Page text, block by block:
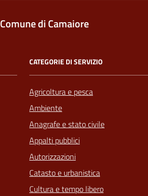
Comune di Camaiore
CATEGORIE DI SERVIZIO
Agricoltura e pesca
Ambiente
Anagrafe e stato civile
Appalti pubblici
Autorizzazioni
Catasto e urbanistica
Cultura e tempo libero